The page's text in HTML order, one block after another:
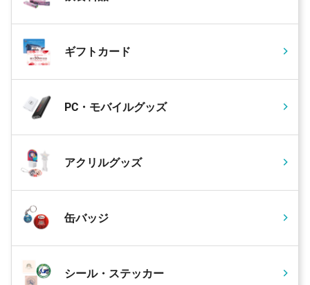
ギフトカード
PC・モバイルグッズ
アクリルグッズ
缶バッジ
シール・ステッカー